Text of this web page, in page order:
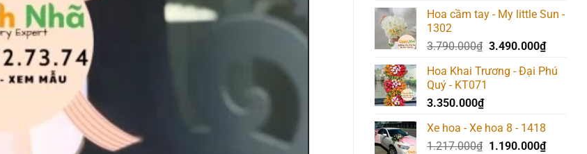
Hoa cầm tay - My little Sun -
1302
3.790.000₫ Giá
là:
3.490.000₫Giá
tại
Hoa Khai Trương - Đại Phú
Quý - KT071
3.350.000₫
Xe hoa - Xe hoa 8 - 1418
1.217.000₫ Giá
1.190.000₫Giá